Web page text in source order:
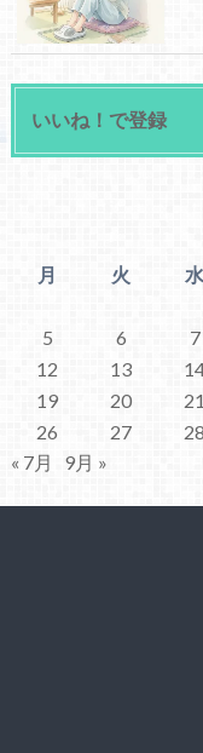
いいね！で登録
月
火 水
5
6 7
12
13
19
20 21
26
27 28
« 7月
9月 »